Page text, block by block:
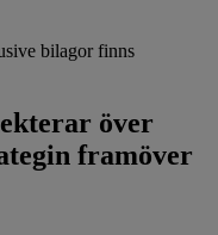
bilagor finns
över
framöver